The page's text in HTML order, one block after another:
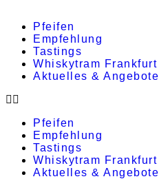
Pfeifen
Empfehlung
Tastings
Whiskytram Frankfurt
Aktuelles & Angebote
Pfeifen
Empfehlung
Tastings
Whiskytram Frankfurt
Aktuelles & Angebote